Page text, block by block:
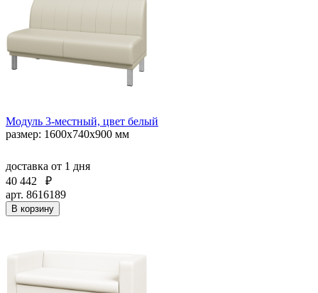
Модуль 3-местный, цвет белый
размер: 1600х740х900 мм
доставка от 1 дня
40 442
₽
арт. 8616189
В корзину